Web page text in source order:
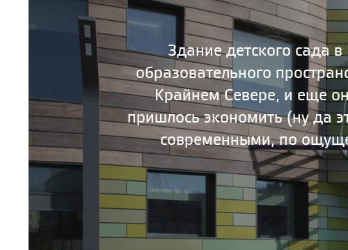
Здание детского сада
образовательного
Крайнем Севере, и еще
пришлось экономить (ну да
современными, по